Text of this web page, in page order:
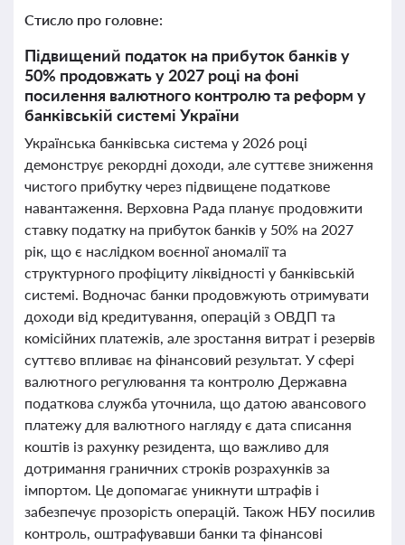
Стисло про головне:
Підвищений податок на прибуток банків у
50% продовжать у 2027 році на фоні
посилення валютного контролю та реформ у
банківській системі України
Українська банківська система у 2026 році
демонструє рекордні доходи, але суттєве зниження
чистого прибутку через підвищене податкове
навантаження. Верховна Рада планує продовжити
ставку податку на прибуток банків у 50% на 2027
рік, що є наслідком воєнної аномалії та
структурного профіциту ліквідності у банківській
системі. Водночас банки продовжують отримувати
доходи від кредитування, операцій з ОВДП та
комісійних платежів, але зростання витрат і резервів
суттєво впливає на фінансовий результат. У сфері
валютного регулювання та контролю Державна
податкова служба уточнила, що датою авансового
платежу для валютного нагляду є дата списання
коштів із рахунку резидента, що важливо для
дотримання граничних строків розрахунків за
імпортом. Це допомагає уникнути штрафів і
забезпечує прозорість операцій. Також НБУ посилив
контроль, оштрафувавши банки та фінансові